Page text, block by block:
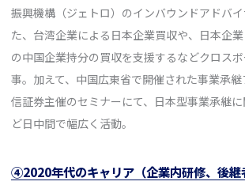
振興機構（ジェトロ）のインバウンドアドバ
た、台湾企業による日本企業買収や、日本企
の中国企業持分の買収を支援するなどクロス
事。加えて、中国広東省で開催された事業承
信証券主催のセミナーにて、日本型事業承継
ど日中間で幅広く活動。
④2020年代のキャリア（企業内研修、後継